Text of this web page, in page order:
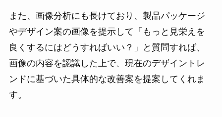
また、画像分析にも長けており、製品パッケージ
やデザイン案の画像を提示して「もっと見栄えを
良くするにはどうすればいい？」と質問すれば、
画像の内容を認識した上で、現在のデザイントレ
ンドに基づいた具体的な改善案を提案してくれま
す。